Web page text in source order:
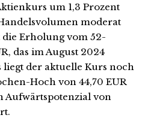
um 1,3 Prozent
moderat
die Erholung vom 52-
das im August 2024
der aktuelle Kurs noch
Hoch von 44,70 EUR
Aufwärtspotenzial von